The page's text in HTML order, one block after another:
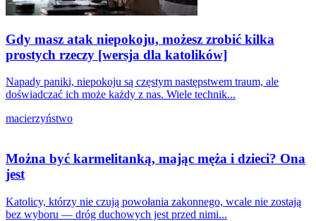
Gdy masz atak niepokoju, możesz zrobić kilka
prostych rzeczy [wersja dla katolików]
Napady paniki, niepokoju są częstym następstwem traum, ale
doświadczać ich może każdy z nas. Wiele technik...
macierzyństwo
Można być karmelitanką, mając męża i dzieci? Ona
jest
Katolicy, którzy nie czują powołania zakonnego, wcale nie zostają
bez wyboru — dróg duchowych jest przed nimi...